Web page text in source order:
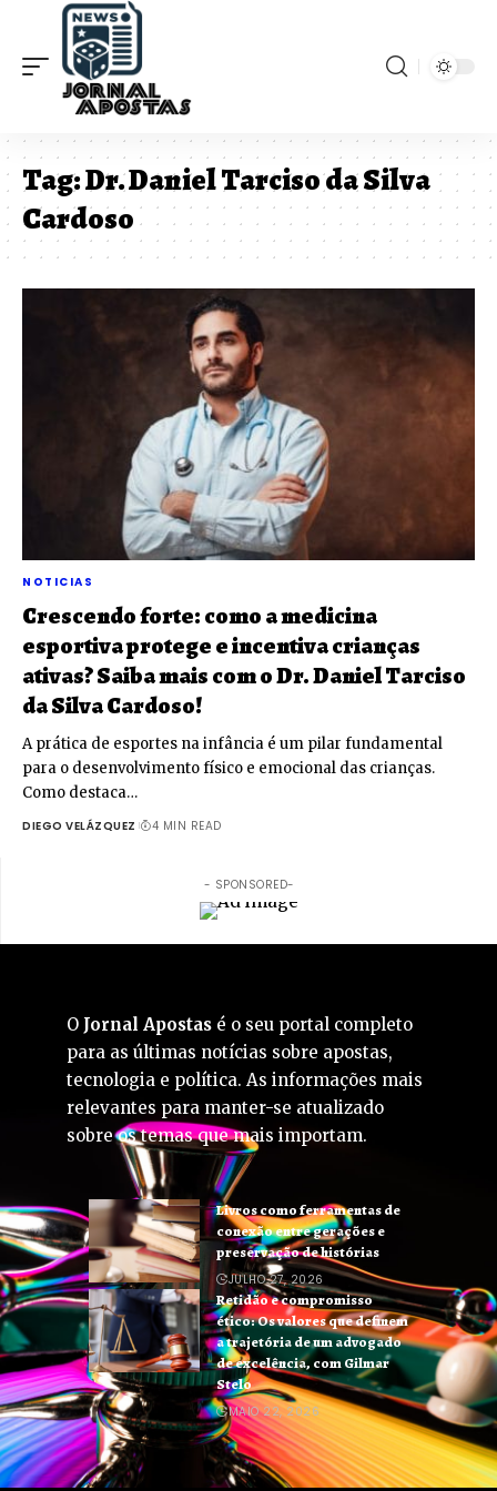
Tag:Dr. Daniel Tarciso da Silva
Cardoso
NOTICIAS
Crescendo forte: como a medicina
esportiva protege e incentiva crianças
ativas? Saiba mais com o Dr. Daniel Tarciso
da Silva Cardoso!
A prática de esportes na infância é um pilar fundamental
para o desenvolvimento físico e emocional das crianças.
Como destaca…
DIEGO VELÁZQUEZ 4 MIN READ
- SPONSORED-
O Jornal Apostas é o seu portal completo
para as últimas notícias sobre apostas,
tecnologia e política. As informações mais
relevantes para manter-se atualizado
sobre os temas que mais importam.
Livros como ferramentas de
conexão entre gerações e
preservação de histórias
JULHO 27, 2026
Retidão e compromisso
ético: Os valores que definem
a trajetória de um advogado
de excelência, com Gilmar
Stelo
MAIO 22, 2026